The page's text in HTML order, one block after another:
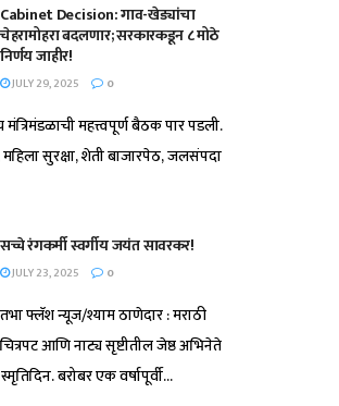
Cabinet Decision: गाव-खेड्यांचा
चेहरामोहरा बदलणार; सरकारकडून ८ मोठे
निर्णय जाहीर!
JULY 29, 2025 0
महत्त्वपूर्ण बैठक पार पडली.
सुरक्षा, शेती बाजारपेठ, जलसंपदा
सच्चे रंगकर्मी स्वर्गीय जयंत सावरकर!
JULY 23, 2025 0
तभा फ्लॅश न्यूज/श्याम ठाणेदार : मराठी
चित्रपट आणि नाट्य सृष्टीतील जेष्ठ अभिनेते
बरोबर एक वर्षापूर्वी...